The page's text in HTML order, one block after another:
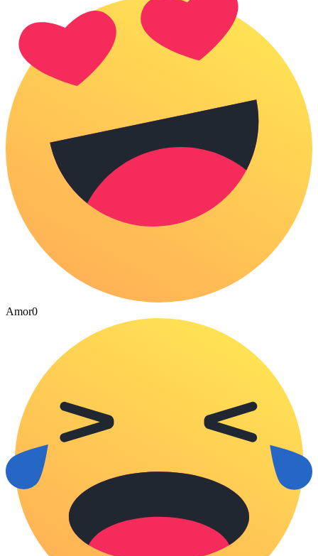
Amor0